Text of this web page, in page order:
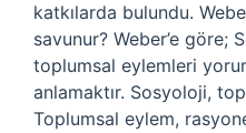
katkılarda bulundu.
savunur? Weber’e göre;
toplumsal eylemleri
anlamaktır. Sosyoloji,
Toplumsal eylem,